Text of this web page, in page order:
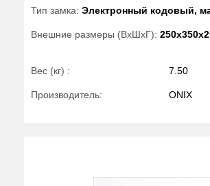
Тип замка: Электронный кодовый,
Внешние размеры (ВхШхГ):
Вес (кг) : 7.50
Производитель: ONIX